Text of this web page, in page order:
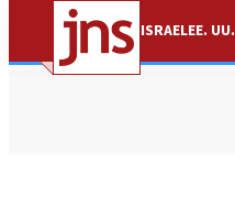
ISRAELEE. UU.